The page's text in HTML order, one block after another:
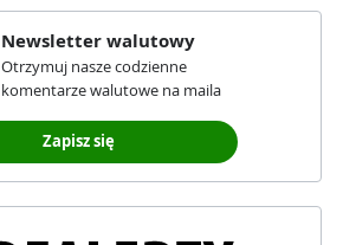
Newsletter walutowy
Otrzymuj nasze codzienne
komentarze walutowe na maila
Zapisz się